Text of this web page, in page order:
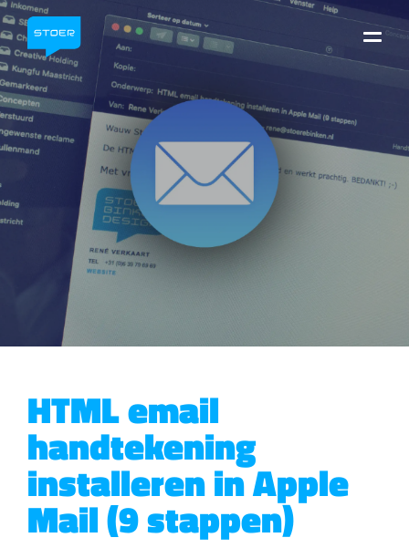
HTML email
handtekening
installeren in Apple
Mail (9 stappen)